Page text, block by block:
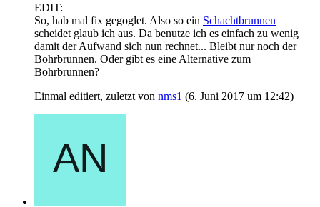
EDIT:
So, hab mal fix gegoglet. Also so ein Schachtbrunnen
scheidet glaub ich aus. Da benutze ich es einfach zu wenig
damit der Aufwand sich nun rechnet... Bleibt nur noch der
Bohrbrunnen. Oder gibt es eine Alternative zum
Bohrbrunnen?
Einmal editiert, zuletzt von nms1 (6. Juni 2017 um 12:42)